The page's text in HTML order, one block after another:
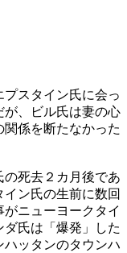
プスタイン氏に会っ
が、ビル氏は妻の心
係を断たなかった
死去２カ月後であ
ン氏の生前に数回
ニューヨークタイ
氏は「爆発」した
ハッタンのタウンハ